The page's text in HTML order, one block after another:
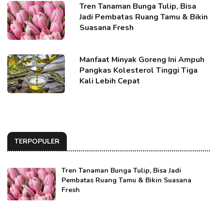
Tren Tanaman Bunga Tulip, Bisa
Jadi Pembatas Ruang Tamu & Bikin
Suasana Fresh
Manfaat Minyak Goreng Ini Ampuh
Pangkas Kolesterol Tinggi Tiga
Kali Lebih Cepat
TERPOPULER
Tren Tanaman Bunga Tulip, Bisa Jadi
Pembatas Ruang Tamu & Bikin Suasana
Fresh